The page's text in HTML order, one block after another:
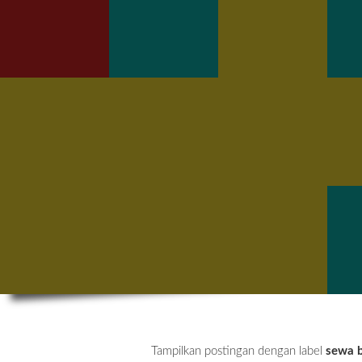
Tampilkan postingan dengan label sewa